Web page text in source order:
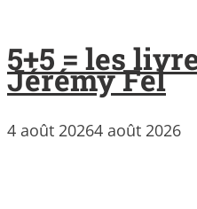
5+5 = les
Jérémy Fel
4 août 20264 août 2026